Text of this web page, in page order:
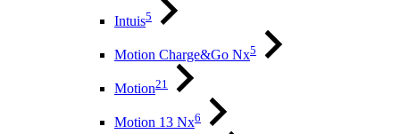
Intuis5
Motion Charge&Go Nx5
Motion21
Motion 13 Nx6